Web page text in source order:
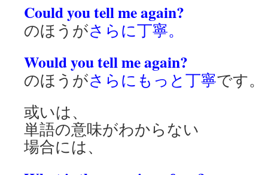
Could you tell me again?
のほうがさらに丁寧。
Would you tell me again?
のほうがさらにもっと丁寧です。
或いは、
単語の意味がわからない
場合には、